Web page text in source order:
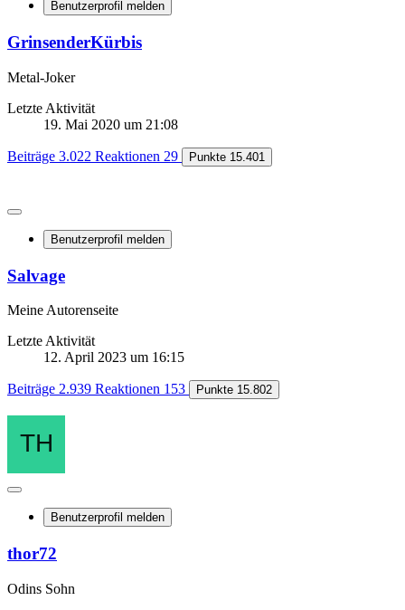
Benutzerprofil melden
GrinsenderKürbis
Metal-Joker
Letzte Aktivität
19. Mai 2020 um 21:08
Beiträge 3.022 Reaktionen 29 Punkte 15.401
Benutzerprofil melden
Salvage
Meine Autorenseite
Letzte Aktivität
12. April 2023 um 16:15
Beiträge 2.939 Reaktionen 153 Punkte 15.802
Benutzerprofil melden
thor72
Odins Sohn